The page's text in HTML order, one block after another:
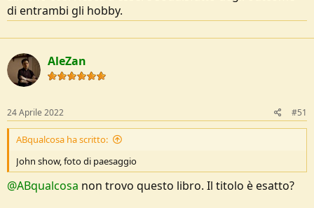
di entrambi gli hobby.
AleZan
24 Aprile 2022 #51
ABqualcosa ha scritto:
John show, foto di paesaggio
@ABqualcosa non trovo questo libro. Il titolo è esatto?